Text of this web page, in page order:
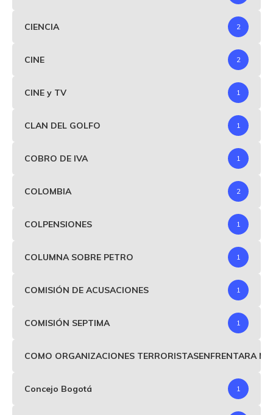
CIENCIA 2
CINE 2
CINE y TV 1
CLAN DEL GOLFO 1
COBRO DE IVA 1
COLOMBIA 2
COLPENSIONES 1
COLUMNA SOBRE PETRO 1
COMISIÓN DE ACUSACIONES 1
COMISIÓN SEPTIMA 1
COMO ORGANIZACIONES TERRORISTASENFRENTARA
Concejo Bogotá 1